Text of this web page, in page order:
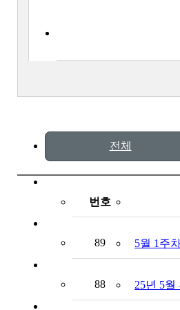
전체
번호
89 5월 1주
88 25년 5월